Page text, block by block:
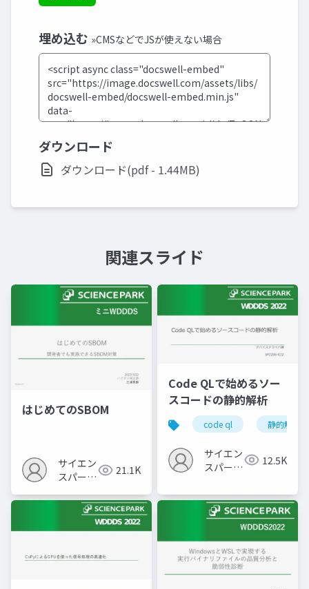
埋め込む »CMSなどでJSが使えない場合
ダウンロード
ダウンロード(pdf - 1.44MB)
関連スライド
はじめてのSBOM
サイエン
スパーク
21.1K
Code QLで始めるソー
スコードの静的解析
code ql 静的解析
サイエン
スパーク
12.5K